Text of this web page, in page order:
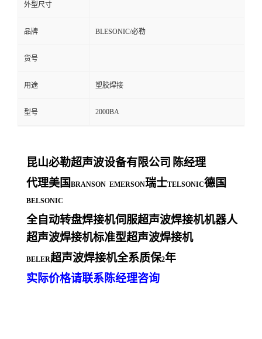
外型尺寸
品牌 BLESONIC/必勒
货号
用途 塑胶焊接
型号 2000BA
昆山必勒超声波设备有限公司 陈经理
代理美国 BRANSON EMERSON瑞士TELSONIC德国
BELSONIC
全自动转盘焊接机伺服超声波焊接机机器人
超声波焊接机标准型超声波焊接机
BELER超声波焊接机全系质保2年
实际价格请联系陈经理咨询